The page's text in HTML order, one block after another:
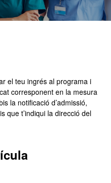
el teu ingrés al programa i
corresponent en la mesura
la notificació d’admissió,
que t’indiqui la direcció del